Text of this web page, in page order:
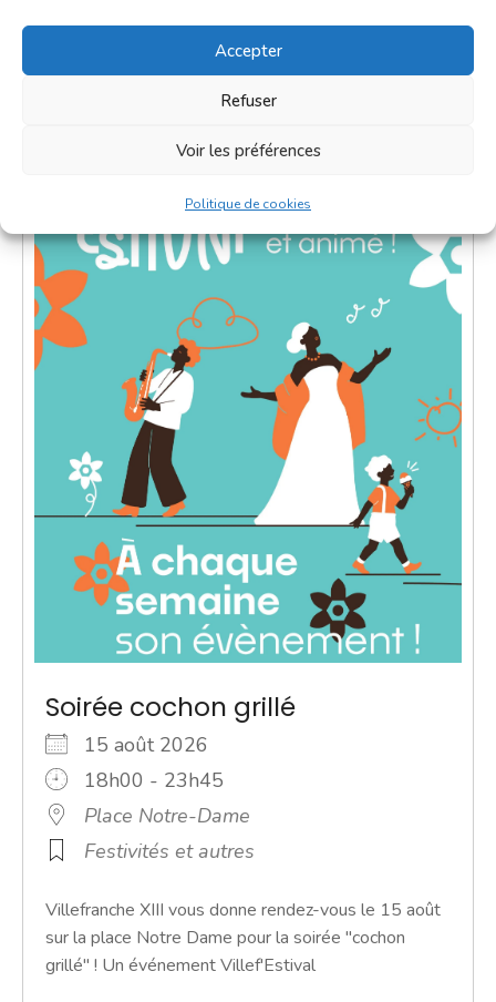
Accepter
Refuser
Voir les préférences
Politique de cookies
En savoir plus
Soirée cochon grillé
15 août 2026
18h00 - 23h45
Place Notre-Dame
Festivités et autres
Villefranche XIII vous donne rendez-vous le 15 août
sur la place Notre Dame pour la soirée "cochon
grillé" ! Un événement Villef'Estival